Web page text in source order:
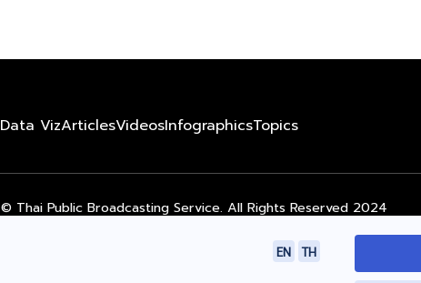
Data VizArticlesVideosInfographicsTopics
© Thai Public Broadcasting Service. All Rights Reserved 2024
EN TH